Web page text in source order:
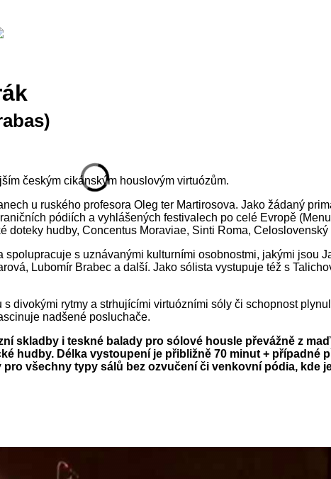
českým cikánským houslovým virtuózům.
u ruského profesora Oleg ter Martirosova. Jako žádaný
pódiích a vyhlášených festivalech po celé Evropě
doteky hudby, Concentus Moraviae, Sinti Roma,
spolupracuje s uznávanými kulturními osobnostmi, jakými jsou
Lubomír Brabec a další. Jako sólista vystupuje též s
divokými rytmy a strhujícími virtuózními sóly či schopnost
nadšené posluchače.
skladby i teskné balady pro sólové housle převážně z
hudby. Délka vystoupení je přibližně 70 minut + případné
všechny typy sálů bez ozvučení či venkovní pódia, kde